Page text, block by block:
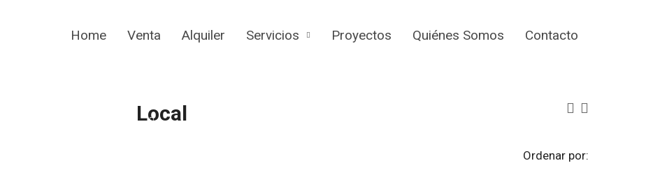
Home Venta Alquiler Servicios Proyectos Quiénes Somos Contacto
Local
Ordenar por: